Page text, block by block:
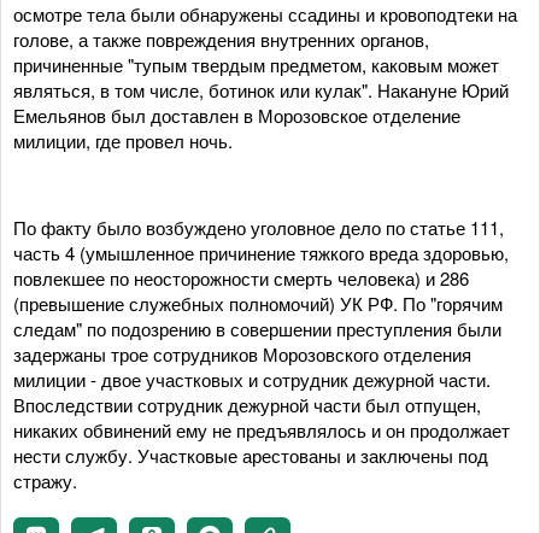
осмотре тела были обнаружены ссадины и кровоподтеки на
голове, а также повреждения внутренних органов,
причиненные "тупым твердым предметом, каковым может
являться, в том числе, ботинок или кулак". Накануне Юрий
Емельянов был доставлен в Морозовское отделение
милиции, где провел ночь.
По факту было возбуждено уголовное дело по статье 111,
часть 4 (умышленное причинение тяжкого вреда здоровью,
повлекшее по неосторожности смерть человека) и 286
(превышение служебных полномочий) УК РФ. По "горячим
следам" по подозрению в совершении преступления были
задержаны трое сотрудников Морозовского отделения
милиции - двое участковых и сотрудник дежурной части.
Впоследствии сотрудник дежурной части был отпущен,
никаких обвинений ему не предъявлялось и он продолжает
нести службу. Участковые арестованы и заключены под
стражу.